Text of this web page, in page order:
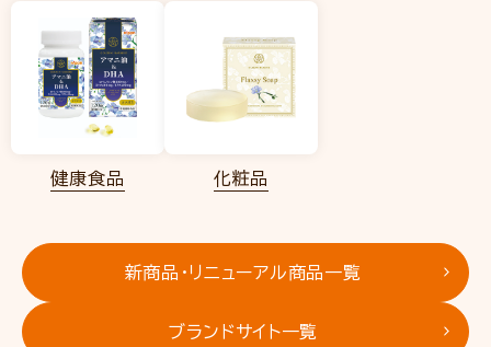
新商品・リニューアル商品一覧
ブランドサイト一覧
健康食品 化粧品